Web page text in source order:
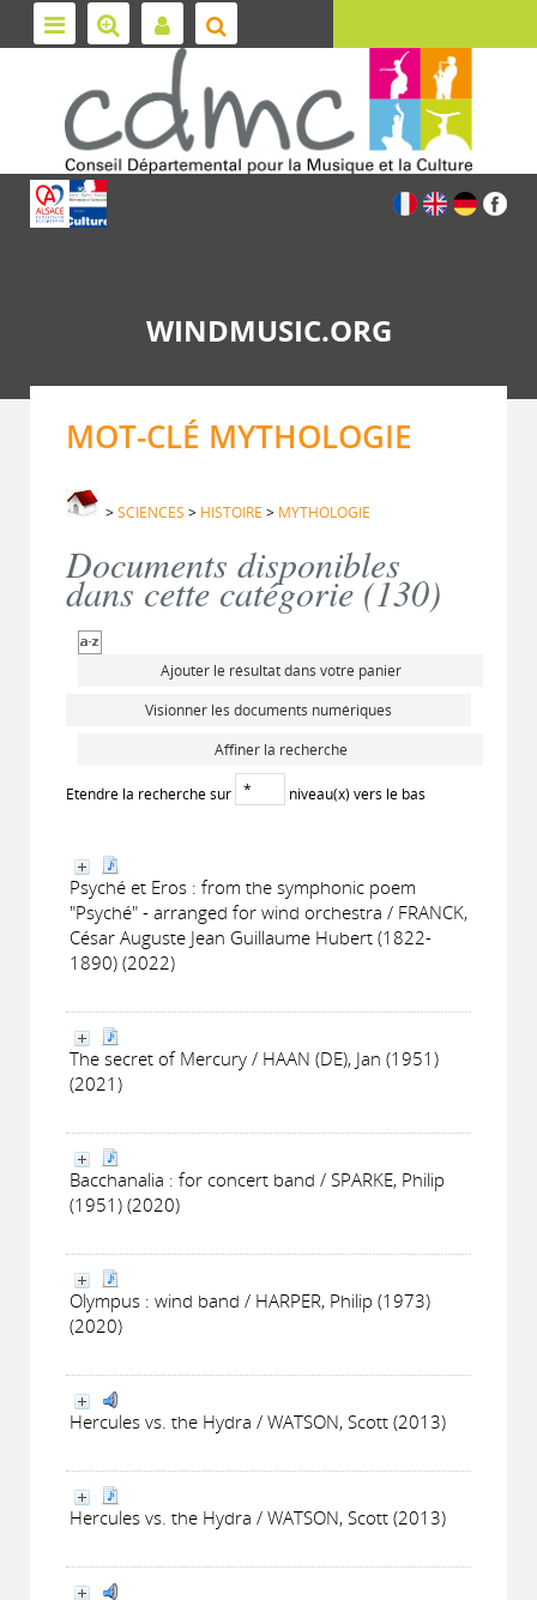
WINDMUSIC.ORG
MOT-CLÉ MYTHOLOGIE
>SCIENCES > HISTOIRE > MYTHOLOGIE
Documents disponibles
dans cette catégorie (130)
Ajouter le résultat dans votre panier
Visionner les documents numériques
Affiner la recherche
Etendre la recherche sur niveau(x) vers le bas
Psyché et Eros : from the symphonic poem
"Psyché" - arranged for wind orchestra / FRANCK,
César Auguste Jean Guillaume Hubert (1822-
1890) (2022)
The secret of Mercury / HAAN (DE), Jan (1951)
(2021)
Bacchanalia : for concert band / SPARKE, Philip
(1951) (2020)
Olympus : wind band / HARPER, Philip (1973)
(2020)
Hercules vs. the Hydra / WATSON, Scott (2013)
Hercules vs. the Hydra / WATSON, Scott (2013)